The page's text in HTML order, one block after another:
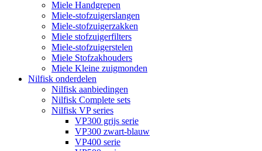
Miele Handgrepen
Miele-stofzuigerslangen
Miele-stofzuigerzakken
Miele stofzuigerfilters
Miele-stofzuigerstelen
Miele Stofzakhouders
Miele Kleine zuigmonden
Nilfisk onderdelen
Nilfisk aanbiedingen
Nilfisk Complete sets
Nilfisk VP series
VP300 grijs serie
VP300 zwart-blauw
VP400 serie